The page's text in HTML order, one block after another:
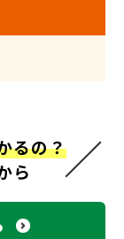
るの？
ら